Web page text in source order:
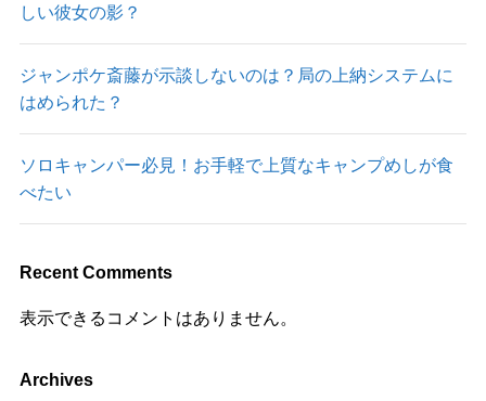
しい彼女の影？
ジャンポケ斎藤が示談しないのは？局の上納システムに
はめられた？
ソロキャンパー必見！お手軽で上質なキャンプめしが食
べたい
Recent Comments
表示できるコメントはありません。
Archives